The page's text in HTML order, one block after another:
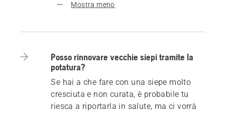
Mostra meno
Posso rinnovare vecchie siepi tramite la
potatura?
Se hai a che fare con una siepe molto
cresciuta e non curata, è probabile tu
riesca a riportarla in salute, ma ci vorrà